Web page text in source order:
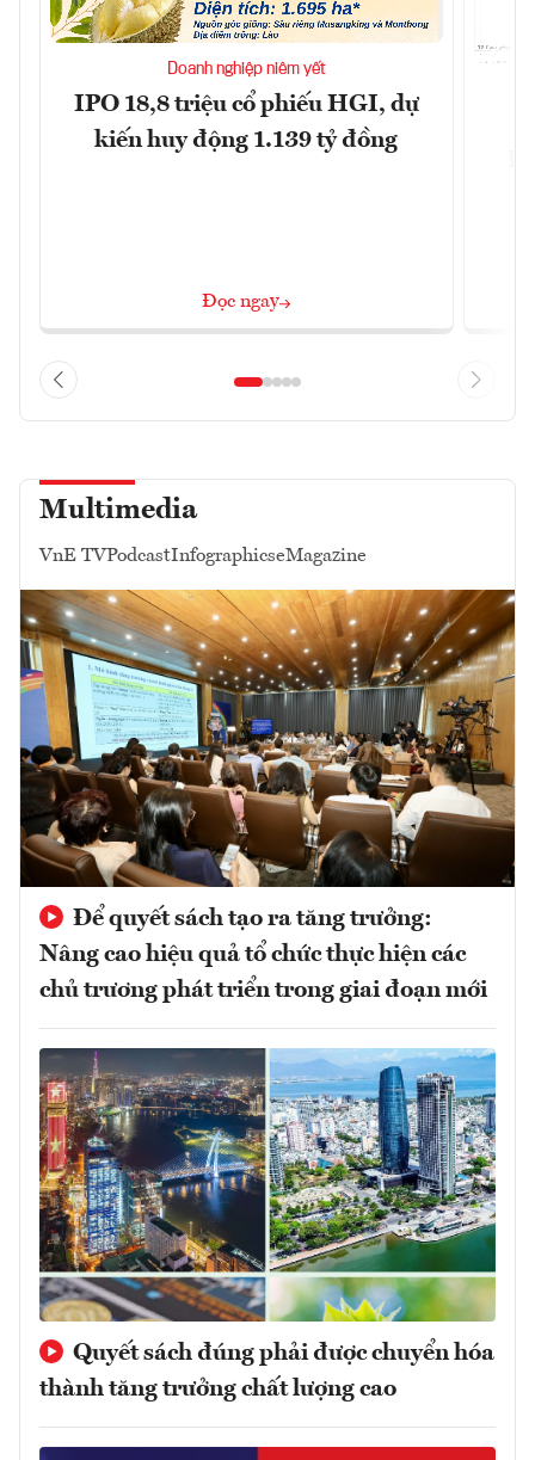
Doanh nghiệp niêm yết
IPO 18,8 triệu cổ phiếu HGI, dự
kiến huy động 1.139 tỷ đồng
Đọc ngay
Multimedia
VnE TVPodcastInfographicseMagazine
Để quyết sách tạo ra tăng trưởng:
Nâng cao hiệu quả tổ chức thực hiện các
chủ trương phát triển trong giai đoạn mới
Quyết sách đúng phải được chuyển hóa
thành tăng trưởng chất lượng cao